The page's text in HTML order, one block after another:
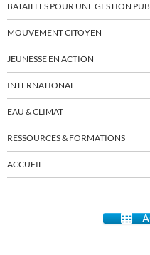
BATAILLES POUR UNE GESTION
MOUVEMENT CITOYEN
JEUNESSE EN ACTION
INTERNATIONAL
EAU & CLIMAT
RESSOURCES & FORMATIONS
ACCUEIL